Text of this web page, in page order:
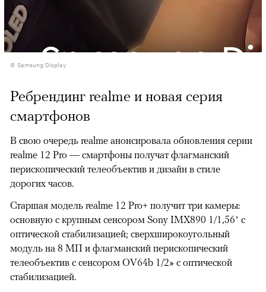
© Samsung Display
Ребрендинг realme и новая серия
смартфонов
В свою очередь realme анонсировала обновления серии
realme 12 Pro — смартфоны получат флагманский
перископический телеобъектив и дизайн в стиле
дорогих часов.
Старшая модель realme 12 Pro+ получит три камеры:
основную с крупным сенсором Sony IMX890 1/1,56’ c
оптической стабилизацией; сверхширокоугольный
модуль на 8 МП и флагманский перископический
телеобъектив с сенсором OV64b 1/2» с оптической
стабилизацией.